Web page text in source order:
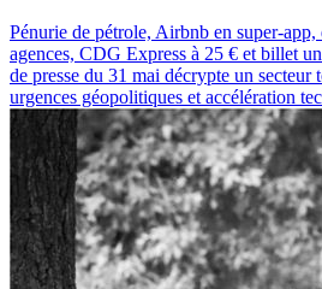
Pénurie de pétrole, Airbnb en super-
agences, CDG Express à 25 € et billet
de presse du 31 mai décrypte un secteur
urgences géopolitiques et accélération